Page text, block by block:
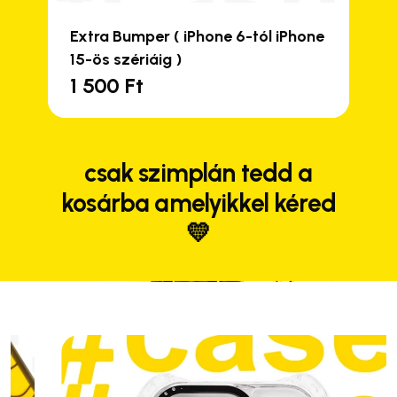
Extra Bumper ( iPhone 6-tól iPhone
15-ös szériáig )
1 500 Ft
csak szimplán tedd a
kosárba amelyikkel kéred
💛